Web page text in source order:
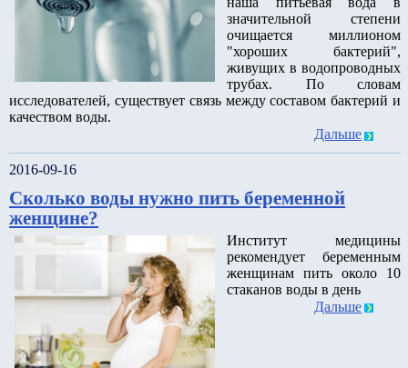
значительной степени
очищается миллионом
"хороших бактерий",
живущих в водопроводных
трубах. По словам
исследователей, существует связь между составом бактерий и
качеством воды.
Дальше
2016-09-16
Сколько воды нужно пить беременной
женщине?
Институт медицины
рекомендует беременным
женщинам пить около 10
стаканов воды в день
Дальше